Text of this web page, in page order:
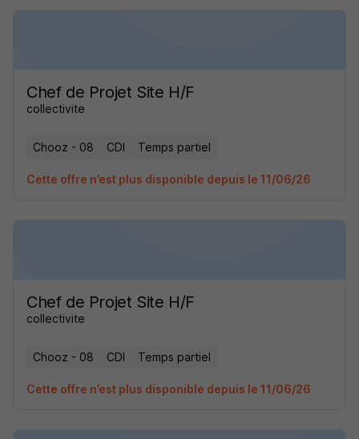
Chef de Projet Site H/F
collectivite
Chooz - 08 CDI Temps partiel
Cette offre n’est plus disponible depuis le 11/06/26
Chef de Projet Site H/F
collectivite
Chooz - 08 CDI Temps partiel
Cette offre n’est plus disponible depuis le 11/06/26